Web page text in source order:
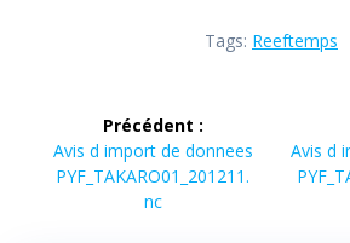
Tags: Reeftemps
Navigation
de
l’article
Précédent :
Article
précédent :
Avis d import de donnees
PYF_TAKARO01_201211.
nc
Article
suivant
Avis d